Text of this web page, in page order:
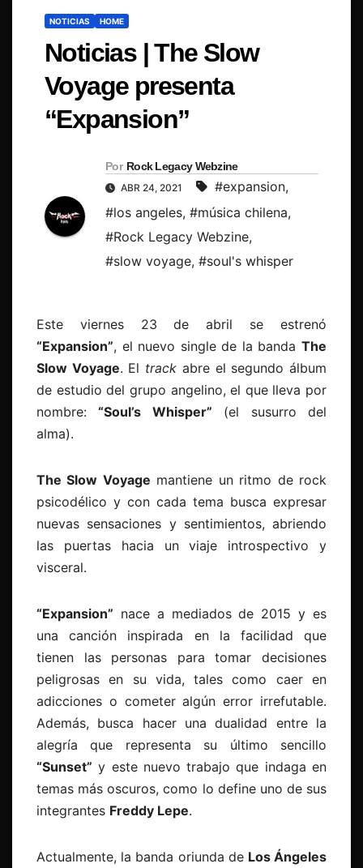
NOTICIAS HOME
Noticias | The Slow
Voyage presenta
“Expansion”
Por Rock Legacy Webzine
ABR 24, 2021 #expansion,
#los angeles, #música chilena,
#Rock Legacy Webzine,
#slow voyage, #soul's whisper
Este viernes 23 de abril se estrenó
“Expansion”, el nuevo single de la banda The
Slow Voyage. El track abre el segundo álbum
de estudio del grupo angelino, el que lleva por
nombre:“Soul’s Whisper” (el susurro del
alma).
The Slow Voyage mantiene un ritmo de rock
psicodélico y con cada tema busca expresar
nuevas sensaciones y sentimientos, abriendo
las puertas hacia un viaje introspectivo y
visceral.
“Expansion” nace a mediados de 2015 y es
una canción inspirada en la facilidad que
tienen las personas para tomar decisiones
peligrosas en su vida, tales como caer en
adicciones o cometer algún error irrefutable.
Además, busca hacer una dualidad entre la
alegría que representa su último sencillo
“Sunset” y este nuevo trabajo que indaga en
temas más oscuros, como lo define uno de sus
integrantes Freddy Lepe.
Actualmente, la banda oriunda de Los Ángeles